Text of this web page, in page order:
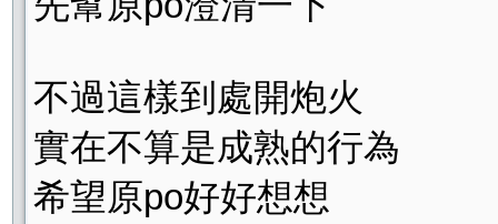
不過這樣到處開炮火
實在不算是成熟的行為
希望原po好好想想